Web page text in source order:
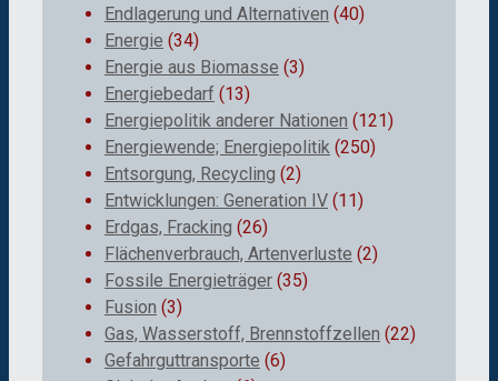
Endlagerung und Alternativen (40)
Energie (34)
Energie aus Biomasse (3)
Energiebedarf (13)
Energiepolitik anderer Nationen (121)
Energiewende; Energiepolitik (250)
Entsorgung, Recycling (2)
Entwicklungen: Generation IV (11)
Erdgas, Fracking (26)
Flächenverbrauch, Artenverluste (2)
Fossile Energieträger (35)
Fusion (3)
Gas, Wasserstoff, Brennstoffzellen (22)
Gefahrguttransporte (6)